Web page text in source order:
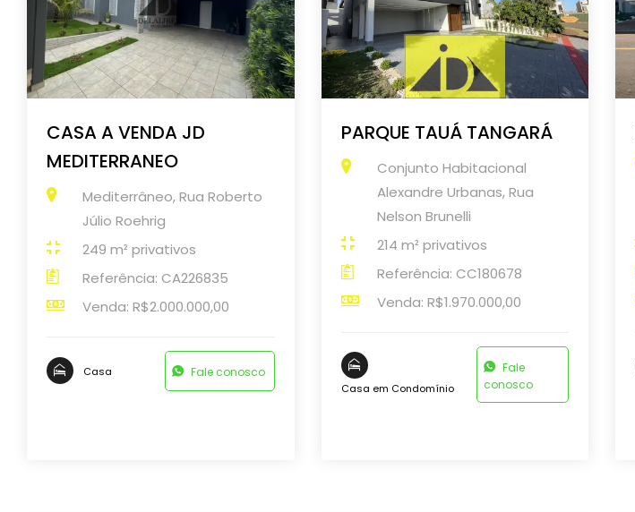
CASA A VENDA JD
MEDITERRANEO
Mediterrâneo, Rua Roberto
Júlio Roehrig
249 m² privativos
Referência: CA226835
Venda: R$2.000.000,00
Casa Fale conosco
PARQUE TAUÁ TANGARÁ
Conjunto Habitacional
Alexandre Urbanas, Rua
Nelson Brunelli
214 m² privativos
Referência: CC180678
Venda: R$1.970.000,00
Casa em Condomínio
Fale
conosco